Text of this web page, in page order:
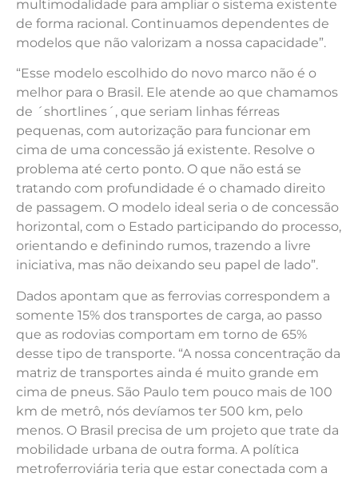
multimodalidade para ampliar o sistema existente
de forma racional. Continuamos dependentes de
modelos que não valorizam a nossa capacidade”.
“Esse modelo escolhido do novo marco não é o
melhor para o Brasil. Ele atende ao que chamamos
de ´shortlines´, que seriam linhas férreas
pequenas, com autorização para funcionar em
cima de uma concessão já existente. Resolve o
problema até certo ponto. O que não está se
tratando com profundidade é o chamado direito
de passagem. O modelo ideal seria o de concessão
horizontal, com o Estado participando do processo,
orientando e definindo rumos, trazendo a livre
iniciativa, mas não deixando seu papel de lado”.
Dados apontam que as ferrovias correspondem a
somente 15% dos transportes de carga, ao passo
que as rodovias comportam em torno de 65%
desse tipo de transporte. “A nossa concentração da
matriz de transportes ainda é muito grande em
cima de pneus. São Paulo tem pouco mais de 100
km de metrô, nós devíamos ter 500 km, pelo
menos. O Brasil precisa de um projeto que trate da
mobilidade urbana de outra forma. A política
metroferroviária teria que estar conectada com a